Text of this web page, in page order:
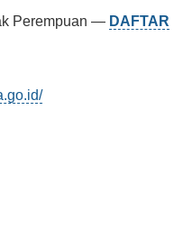
Perempuan — DAFTAR